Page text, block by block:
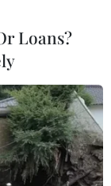
Loans?